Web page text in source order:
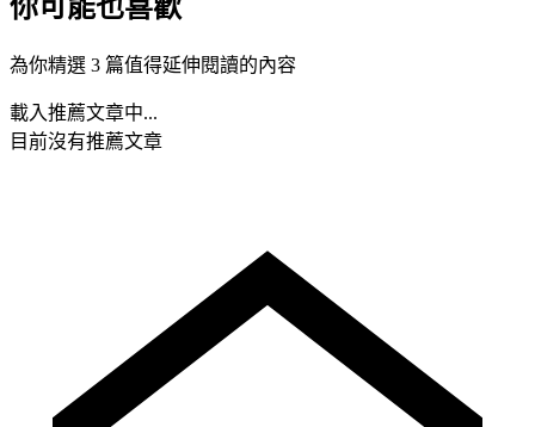
你可能也喜歡
為你精選 3 篇值得延伸閱讀的內容
載入推薦文章中...
目前沒有推薦文章